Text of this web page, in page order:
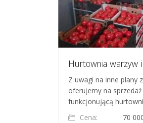
Hurtownia warzyw
Z uwagi na inne plany
oferujemy na sprzedaż
funkcjonującą
Cena:
70